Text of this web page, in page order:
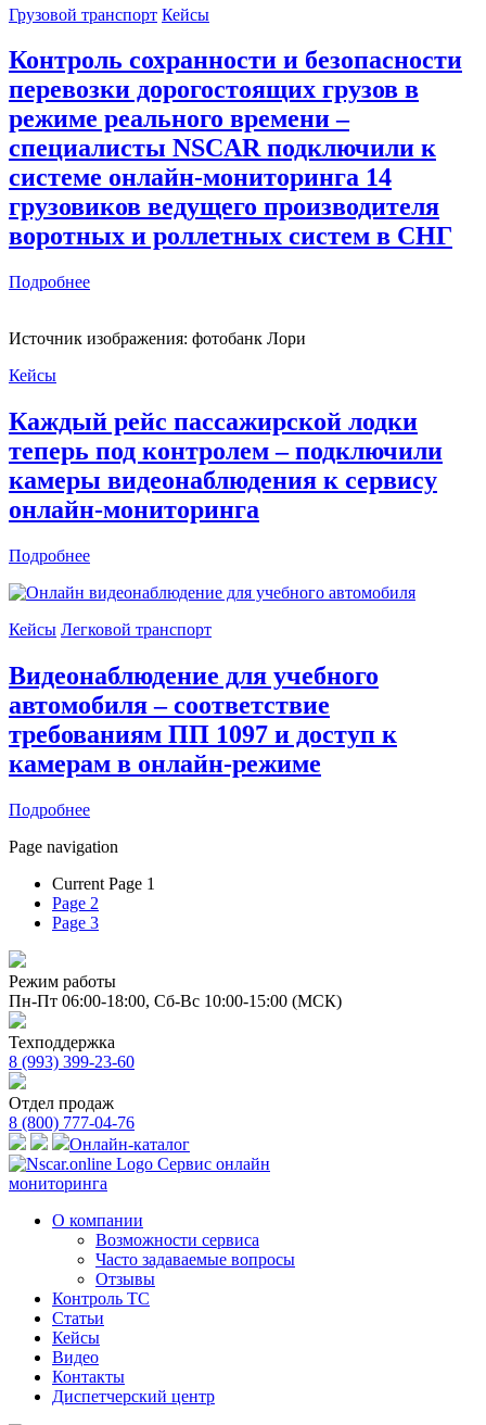
Грузовой транспорт Кейсы
Контроль сохранности и безопасности
перевозки дорогостоящих грузов в
режиме реального времени –
специалисты NSCAR подключили к
системе онлайн-мониторинга 14
грузовиков ведущего производителя
воротных и роллетных систем в СНГ
Подробнее
Источник изображения: фотобанк Лори
Кейсы
Каждый рейс пассажирской лодки
теперь под контролем – подключили
камеры видеонаблюдения к сервису
онлайн-мониторинга
Подробнее
Кейсы Легковой транспорт
Видеонаблюдение для учебного
автомобиля – соответствие
требованиям ПП 1097 и доступ к
камерам в онлайн-режиме
Подробнее
Page navigation
Current Page 1
Page 2
Page 3
Режим работы
Пн-Пт 06:00-18:00, Сб-Вс 10:00-15:00 (МСК)
Техподдержка
8 (993) 399-23-60
Отдел продаж
8 (800) 777-04-76
Онлайн-каталог
Сервис онлайн
мониторинга
О компании
Возможности сервиса
Часто задаваемые вопросы
Отзывы
Контроль ТС
Статьи
Кейсы
Видео
Контакты
Диспетчерский центр